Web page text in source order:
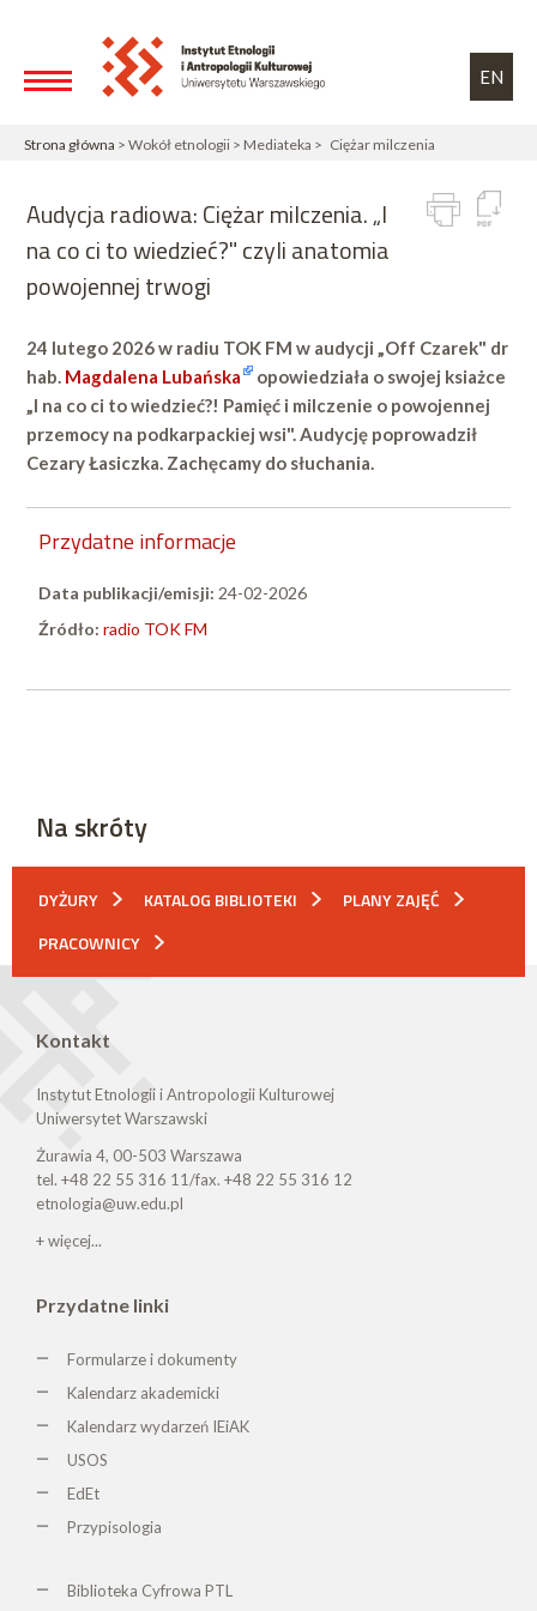
EN
Strona główna > Wokół etnologii > Mediateka > Ciężar milczenia
Audycja radiowa: Ciężar milczenia. „I
na co ci to wiedzieć?" czyli anatomia
powojennej trwogi
24 lutego 2026 w radiu TOK FM w audycji „Off Czarek" dr
hab. Magdalena Lubańska
opowiedziała o swojej ksiażce
„I na co ci to wiedzieć?! Pamięć i milczenie o powojennej
przemocy na podkarpackiej wsi". Audycję poprowadził
Cezary Łasiczka. Zachęcamy do słuchania.
Przydatne informacje
Data publikacji/emisji: 24-02-2026
Źródło: radio TOK FM
Na skróty
DYŻURY KATALOG BIBLIOTEKI
PLANY ZAJĘĆ
PRACOWNICY
Kontakt
Instytut Etnologii i Antropologii Kulturowej
Uniwersytet Warszawski
Żurawia 4, 00-503 Warszawa
tel. +48 22 55 316 11/fax. +48 22 55 316 12
etnologia@uw.edu.pl
+ więcej...
Przydatne linki
Formularze i dokumenty
Kalendarz akademicki
Kalendarz wydarzeń IEiAK
USOS
EdEt
Przypisologia
Biblioteka Cyfrowa PTL